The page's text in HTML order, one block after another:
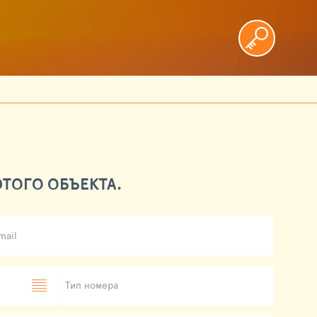
ОБЪЕКТА.
Тип номера